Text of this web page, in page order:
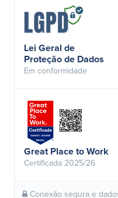
Lei Geral de
Proteção de Dados
Em conformidade
Great Place to Work
Certificada 2025/26
Conexão segura e